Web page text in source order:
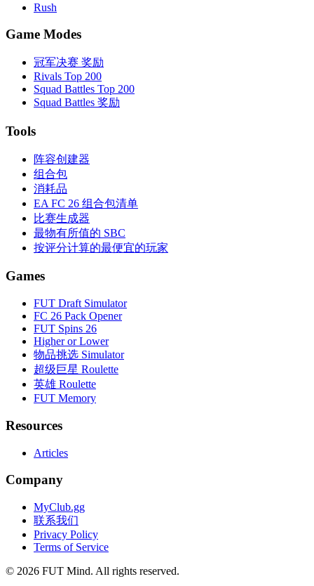
Rush
Game Modes
冠军决赛 奖励
Rivals Top 200
Squad Battles Top 200
Squad Battles 奖励
Tools
阵容创建器
组合包
消耗品
EA FC 26 组合包清单
比赛生成器
最物有所值的 SBC
按评分计算的最便宜的玩家
Games
FUT Draft Simulator
FC 26 Pack Opener
FUT Spins 26
Higher or Lower
物品挑选 Simulator
超级巨星 Roulette
英雄 Roulette
FUT Memory
Resources
Articles
Company
MyClub.gg
联系我们
Privacy Policy
Terms of Service
© 2026 FUT Mind. All rights reserved.